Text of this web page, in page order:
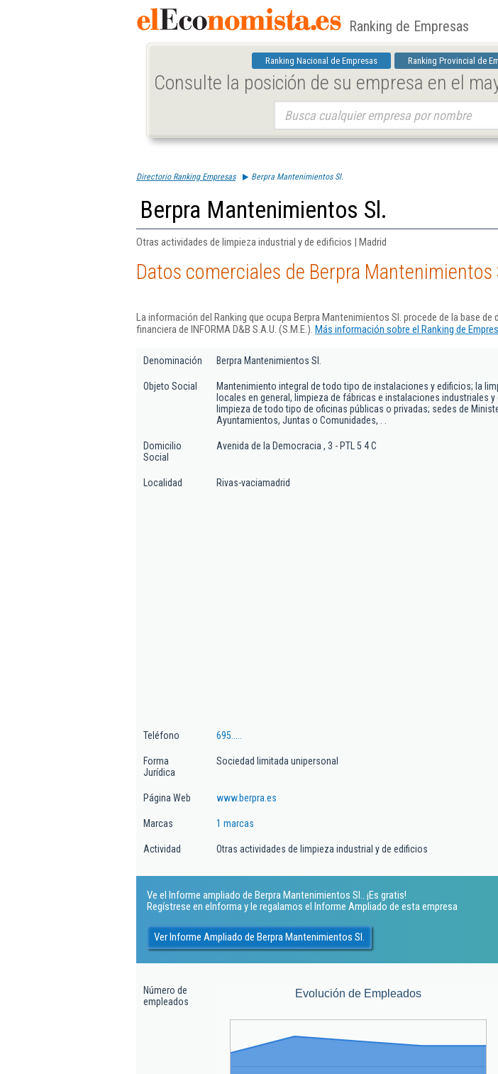
Ranking de Empresas
Ranking Nacional de Empresas Ranking Provincial de
Consulte la posición de su empresa en el
Directorio Ranking Empresas Berpra Mantenimientos Sl.
Berpra Mantenimientos Sl.
Otras actividades de limpieza industrial y de edificios | Madrid
Datos comerciales de Berpra Mantenimientos
La información del Ranking que ocupa Berpra Mantenimientos Sl. procede de la base
financiera de INFORMA D&B S.A.U. (S.M.E.). Más información sobre el Ranking de
Denominación Berpra Mantenimientos Sl.
Objeto Social
Mantenimiento integral de todo tipo de instalaciones y edificios; la
locales en general, limpieza de fábricas e instalaciones industriales
limpieza de todo tipo de oficinas públicas o privadas; sedes de
Ayuntamientos, Juntas o Comunidades, . .
Domicilio
Social
Avenida de la Democracia , 3 - PTL 5 4 C
Localidad Rivas-vaciamadrid
Teléfono 695.....
Forma
Jurídica
Sociedad limitada unipersonal
Página Web www.berpra.es
Marcas 1 marcas
Actividad Otras actividades de limpieza industrial y de edificios
Ve el Informe ampliado de Berpra Mantenimientos Sl.. ¡Es gratis!
Regístrese en eInforma y le regalamos el Informe Ampliado de esta empresa
Ver Informe Ampliado de Berpra Mantenimientos Sl.
Número de
empleados
Evolución de Empleados